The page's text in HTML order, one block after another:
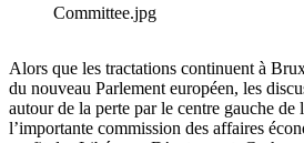
Committee.jpg
Alors que les tractations continuent à
du nouveau Parlement européen, les
autour de la perte par le centre gauche de
l’importante commission des affaires